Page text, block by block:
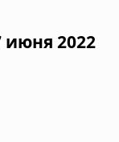
июня 2022